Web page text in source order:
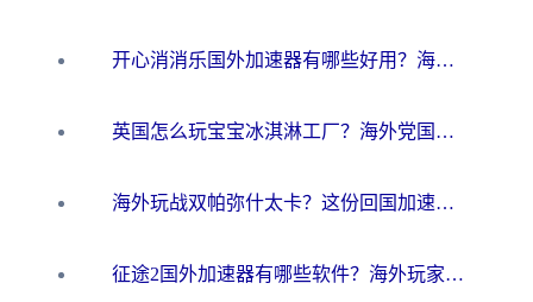
开心消消乐国外加速器有哪些好用？海外党亲测不踩坑指南（附塔瑞斯世界Online流畅技巧）
英国怎么玩宝宝冰淇淋工厂？海外党国服游戏加速避坑指南（附挪威装甲风暴解决方案）
海外玩战双帕弥什太卡？这份回国加速器终极指南帮你告别延迟（附打球球大作战古今江湖加速方案）
征途2国外加速器有哪些软件？海外玩家亲测实用指南（附非洲梦幻西游加速技巧）